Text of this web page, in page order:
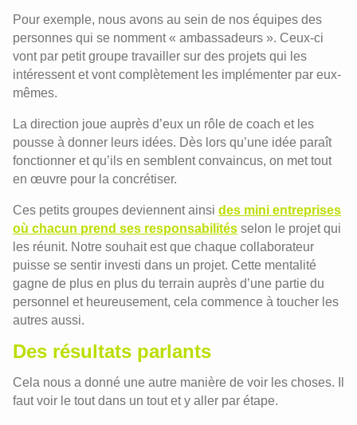
Pour exemple, nous avons au sein de nos équipes des
personnes qui se nomment « ambassadeurs ». Ceux-ci
vont par petit groupe travailler sur des projets qui les
intéressent et vont complètement les implémenter par eux-
mêmes.
La direction joue auprès d’eux un rôle de coach et les
pousse à donner leurs idées. Dès lors qu’une idée paraît
fonctionner et qu’ils en semblent convaincus, on met tout
en œuvre pour la concrétiser.
Ces petits groupes deviennent ainsi des mini entreprises
où chacun prend ses responsabilités selon le projet qui
les réunit. Notre souhait est que chaque collaborateur
puisse se sentir investi dans un projet. Cette mentalité
gagne de plus en plus du terrain auprès d’une partie du
personnel et heureusement, cela commence à toucher les
autres aussi.
Des résultats parlants
Cela nous a donné une autre manière de voir les choses. Il
faut voir le tout dans un tout et y aller par étape.